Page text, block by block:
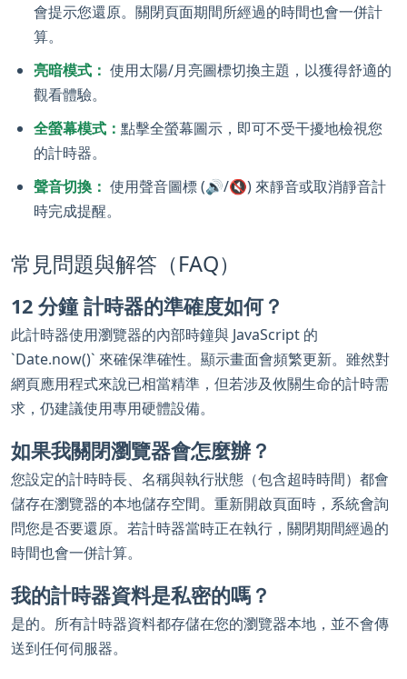
會提示您還原。關閉頁面期間所經過的時間也會一併計
算。
亮暗模式： 使用太陽/月亮圖標切換主題，以獲得舒適的
觀看體驗。
全螢幕模式： 點擊全螢幕圖示，即可不受干擾地檢視您
的計時器。
聲音切換： 使用聲音圖標 (🔊/🔇) 來靜音或取消靜音計
時完成提醒。
常見問題與解答（FAQ）
12 分鐘 計時器的準確度如何？
此計時器使用瀏覽器的內部時鐘與 JavaScript 的
`Date.now()` 來確保準確性。顯示畫面會頻繁更新。雖然對
網頁應用程式來說已相當精準，但若涉及攸關生命的計時需
求，仍建議使用專用硬體設備。
如果我關閉瀏覽器會怎麼辦？
您設定的計時時長、名稱與執行狀態（包含超時時間）都會
儲存在瀏覽器的本地儲存空間。重新開啟頁面時，系統會詢
問您是否要還原。若計時器當時正在執行，關閉期間經過的
時間也會一併計算。
我的計時器資料是私密的嗎？
是的。所有計時器資料都存儲在您的瀏覽器本地，並不會傳
送到任何伺服器。